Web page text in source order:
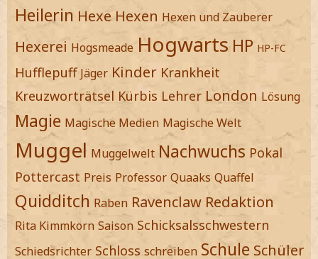
Heilerin Hexe Hexen Hexen und Zauberer
Hexerei Hogsmeade Hogwarts HP HP-FC
Hufflepuff Jäger Kinder Krankheit
Kreuzworträtsel Kürbis Lehrer London Lösung
Magie Magische Medien Magische Welt
Muggel Muggelwelt Nachwuchs Pokal
Pottercast Preis Professor Quaaks Quaffel
Quidditch Raben Ravenclaw Redaktion
Rita Kimmkorn Saison Schicksalsschwestern
Schiedsrichter Schloss schreiben Schule Schüler